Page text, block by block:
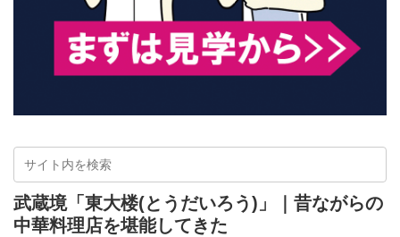
武蔵境「東大楼(とうだいろう)」｜昔ながらの
中華料理店を堪能してきた